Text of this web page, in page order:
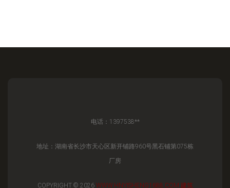
电话：1397538**
地址：湖南省长沙市天心区新开铺路960号黑石铺第075栋
厂房
COPYRIGHT © 2026 WWW.HNYISHENG1688.COM 建筑